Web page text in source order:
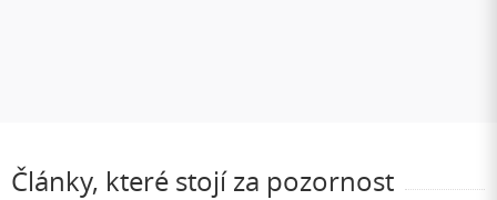
Články, které stojí za pozornost